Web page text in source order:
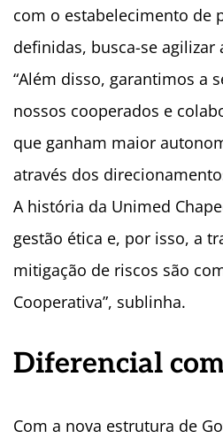
com o estabelecimento de
definidas, busca-se agilizar
“Além disso, garantimos a
nossos cooperados e
que ganham maior
através dos
A história da Unimed
gestão ética e, por isso, a
mitigação de riscos são
Cooperativa”, sublinha.
Diferencial
Com a nova estrutura de